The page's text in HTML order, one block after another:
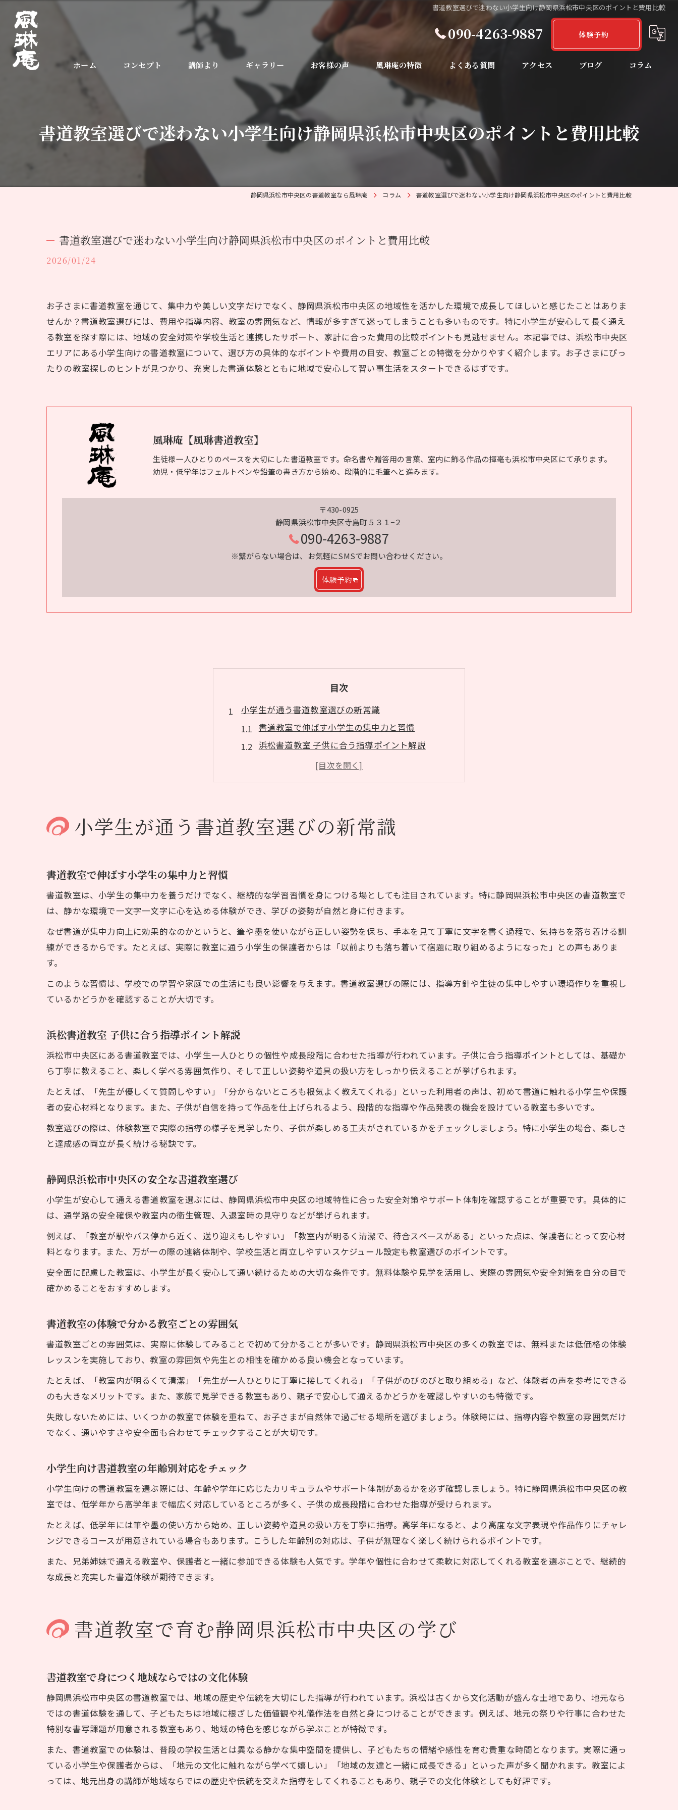
書道教室選びで迷わない小学生向け静岡県浜松市中央区のポイントと費用比較
090-4263-9887 体験予約
ホーム コンセプト 講師より ギャラリー お客様の声 風琳庵の特徴
習い事
よくある質問 アクセス ブログ コラム
書道教室選びで迷わない小学生向け静岡県浜松市中央区のポイントと費用比較
静岡県浜松市中央区の書道教室なら風琳庵 コラム 書道教室選びで迷わない小学生向け静岡県浜松市中央区のポイントと費用比較
書道教室選びで迷わない小学生向け静岡県浜松市中央区のポイントと費用比較
2026/01/24
お子さまに書道教室を通じて、集中力や美しい文字だけでなく、静岡県浜松市中央区の地域性を活かした環境で成長してほしいと感じたことはありま
せんか？書道教室選びには、費用や指導内容、教室の雰囲気など、情報が多すぎて迷ってしまうことも多いものです。特に小学生が安心して長く通え
る教室を探す際には、地域の安全対策や学校生活と連携したサポート、家計に合った費用の比較ポイントも見逃せません。本記事では、浜松市中央区
エリアにある小学生向けの書道教室について、選び方の具体的なポイントや費用の目安、教室ごとの特徴を分かりやすく紹介します。お子さまにぴっ
たりの教室探しのヒントが見つかり、充実した書道体験とともに地域で安心して習い事生活をスタートできるはずです。
風琳庵【風琳書道教室】
生徒様一人ひとりのペースを大切にした書道教室です。命名書や贈答用の言葉、室内に飾る作品の揮毫も浜松市中央区にて承ります。
幼児・低学年はフェルトペンや鉛筆の書き方から始め、段階的に毛筆へと進みます。
〒430-0925
静岡県浜松市中央区寺島町５３１−２
090-4263-9887
※繋がらない場合は、お気軽にSMSでお問い合わせください。
体験予約
目次
小学生が通う書道教室選びの新常識
書道教室で伸ばす小学生の集中力と習慣
浜松書道教室 子供に合う指導ポイント解説
静岡県浜松市中央区の安全な書道教室選び
書道教室の体験で分かる教室ごとの雰囲気
書道教室で育む静岡県浜松市中央区の学び
書道教室で身につく地域ならではの文化体験
書道教室が小学生にもたらす心の成長とは
書道教室で集中力を高める工夫と指導法
見学や体験で分かる書道教室の信頼ポイント
親子で体験できる浜松書道教室 子供の声
親子で知りたい書道教室の費用比較ポイント
家計に優しい書道教室の選び方のヒント
書道教室の料金体系を分かりやすく解説
書道教室を選ぶなら地域性も大切に
静岡県浜松市中央区の書道教室が重視する地域性
地域とつながる書道教室のメリットを紹介
小学生が通う書道教室選びの新常識
書道教室で伸ばす小学生の集中力と習慣
書道教室は、小学生の集中力を養うだけでなく、継続的な学習習慣を身につける場としても注目されています。特に静岡県浜松市中央区の書道教室で
は、静かな環境で一文字一文字に心を込める体験ができ、学びの姿勢が自然と身に付きます。
なぜ書道が集中力向上に効果的なのかというと、筆や墨を使いながら正しい姿勢を保ち、手本を見て丁寧に文字を書く過程で、気持ちを落ち着ける訓
練ができるからです。たとえば、実際に教室に通う小学生の保護者からは「以前よりも落ち着いて宿題に取り組めるようになった」との声もありま
す。
このような習慣は、学校での学習や家庭での生活にも良い影響を与えます。書道教室選びの際には、指導方針や生徒の集中しやすい環境作りを重視し
ているかどうかを確認することが大切です。
浜松書道教室 子供に合う指導ポイント解説
浜松市中央区にある書道教室では、小学生一人ひとりの個性や成長段階に合わせた指導が行われています。子供に合う指導ポイントとしては、基礎か
ら丁寧に教えること、楽しく学べる雰囲気作り、そして正しい姿勢や道具の扱い方をしっかり伝えることが挙げられます。
たとえば、「先生が優しくて質問しやすい」「分からないところも根気よく教えてくれる」といった利用者の声は、初めて書道に触れる小学生や保護
者の安心材料となります。また、子供が自信を持って作品を仕上げられるよう、段階的な指導や作品発表の機会を設けている教室も多いです。
教室選びの際は、体験教室で実際の指導の様子を見学したり、子供が楽しめる工夫がされているかをチェックしましょう。特に小学生の場合、楽しさ
と達成感の両立が長く続ける秘訣です。
静岡県浜松市中央区の安全な書道教室選び
小学生が安心して通える書道教室を選ぶには、静岡県浜松市中央区の地域特性に合った安全対策やサポート体制を確認することが重要です。具体的に
は、通学路の安全確保や教室内の衛生管理、入退室時の見守りなどが挙げられます。
例えば、「教室が駅やバス停から近く、送り迎えもしやすい」「教室内が明るく清潔で、待合スペースがある」といった点は、保護者にとって安心材
料となります。また、万が一の際の連絡体制や、学校生活と両立しやすいスケジュール設定も教室選びのポイントです。
安全面に配慮した教室は、小学生が長く安心して通い続けるための大切な条件です。無料体験や見学を活用し、実際の雰囲気や安全対策を自分の目で
確かめることをおすすめします。
書道教室の体験で分かる教室ごとの雰囲気
書道教室ごとの雰囲気は、実際に体験してみることで初めて分かることが多いです。静岡県浜松市中央区の多くの教室では、無料または低価格の体験
レッスンを実施しており、教室の雰囲気や先生との相性を確かめる良い機会となっています。
たとえば、「教室内が明るくて清潔」「先生が一人ひとりに丁寧に接してくれる」「子供がのびのびと取り組める」など、体験者の声を参考にできる
のも大きなメリットです。また、家族で見学できる教室もあり、親子で安心して通えるかどうかを確認しやすいのも特徴です。
失敗しないためには、いくつかの教室で体験を重ねて、お子さまが自然体で過ごせる場所を選びましょう。体験時には、指導内容や教室の雰囲気だけ
でなく、通いやすさや安全面も合わせてチェックすることが大切です。
小学生向け書道教室の年齢別対応をチェック
小学生向けの書道教室を選ぶ際には、年齢や学年に応じたカリキュラムやサポート体制があるかを必ず確認しましょう。特に静岡県浜松市中央区の教
室では、低学年から高学年まで幅広く対応しているところが多く、子供の成長段階に合わせた指導が受けられます。
たとえば、低学年には筆や墨の使い方から始め、正しい姿勢や道具の扱い方を丁寧に指導。高学年になると、より高度な文字表現や作品作りにチャレ
ンジできるコースが用意されている場合もあります。こうした年齢別の対応は、子供が無理なく楽しく続けられるポイントです。
また、兄弟姉妹で通える教室や、保護者と一緒に参加できる体験も人気です。学年や個性に合わせて柔軟に対応してくれる教室を選ぶことで、継続的
な成長と充実した書道体験が期待できます。
書道教室で育む静岡県浜松市中央区の学び
書道教室で身につく地域ならではの文化体験
静岡県浜松市中央区の書道教室では、地域の歴史や伝統を大切にした指導が行われています。浜松は古くから文化活動が盛んな土地であり、地元なら
ではの書道体験を通して、子どもたちは地域に根ざした価値観や礼儀作法を自然と身につけることができます。例えば、地元の祭りや行事に合わせた
特別な書写課題が用意される教室もあり、地域の特色を感じながら学ぶことが特徴です。
また、書道教室での体験は、普段の学校生活とは異なる静かな集中空間を提供し、子どもたちの情緒や感性を育む貴重な時間となります。実際に通っ
ている小学生や保護者からは、「地元の文化に触れながら学べて嬉しい」「地域の友達と一緒に成長できる」といった声が多く聞かれます。教室によ
っては、地元出身の講師が地域ならではの歴史や伝統を交えた指導をしてくれることもあり、親子での文化体験としても好評です。
お問い合わせはこちら
お問い合わせはこちら